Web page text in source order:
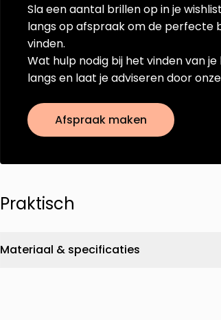
Sla een aantal brillen op in je
langs op afspraak om de perfecte
vinden.
Wat hulp nodig bij het vinden van je
langs en laat je adviseren door
Afspraak maken
Praktisch
Materiaal & specificaties